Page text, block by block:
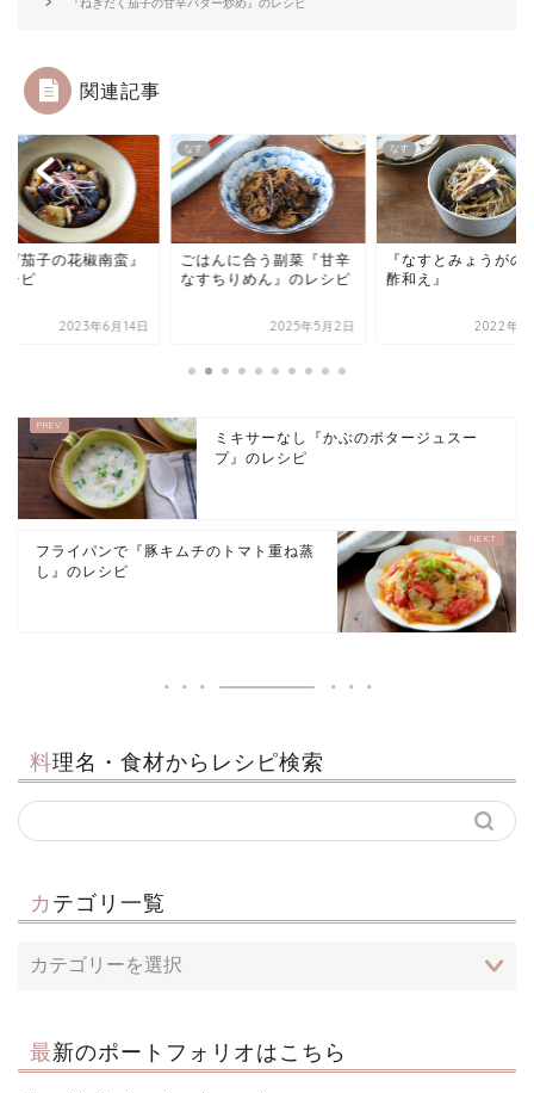
関連記事
んに合う副菜『甘辛
ちりめん』のレシピ
2025年5月2日
なす
『なすとみょうがのごま
酢和え』
2022年6月2日
トマト
『なすとトマトのサ
ダ』
2022年6
ミキサーなし『かぶのポタージュスー
プ』のレシピ
フライパンで『豚キムチのトマト重ね蒸
し』のレシピ
料理名・食材からレシピ検索
カテゴリ一覧
最新のポートフォリオはこちら